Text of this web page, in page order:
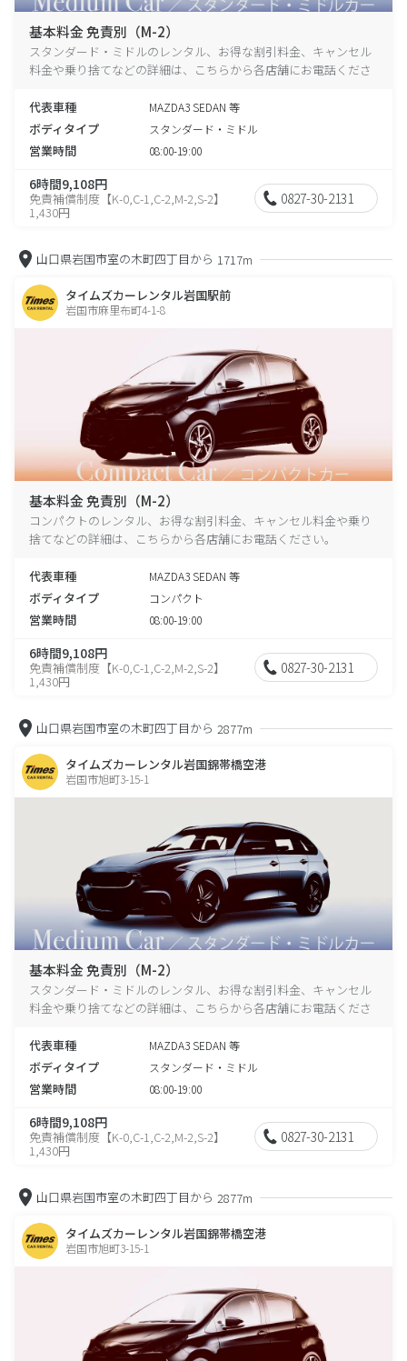
基本料金 免責別（M-2）
スタンダード・ミドルのレンタル、お得な割引料金、キャンセル
料金や乗り捨てなどの詳細は、こちらから各店舗にお電話くださ
代表車種
MAZDA3 SEDAN 等
ボディタイプ スタンダード・ミドル
営業時間 08:00-19:00
6時間9,108円
免責補償制度【K-0,C-1,C-2,M-2,S-2】
1,430円
0827-30-2131
山口県岩国市室の木町四丁目から 1717m
タイムズカーレンタル岩国駅前
岩国市麻里布町4-1-8
基本料金 免責別（M-2）
コンパクトのレンタル、お得な割引料金、キャンセル料金や乗り
捨てなどの詳細は、こちらから各店舗にお電話ください。
代表車種 MAZDA3 SEDAN 等
ボディタイプ コンパクト
営業時間 08:00-19:00
6時間9,108円
免責補償制度【K-0,C-1,C-2,M-2,S-2】
1,430円
0827-30-2131
山口県岩国市室の木町四丁目から 2877m
タイムズカーレンタル岩国錦帯橋空港
岩国市旭町3-15-1
基本料金 免責別（M-2）
スタンダード・ミドルのレンタル、お得な割引料金、キャンセル
料金や乗り捨てなどの詳細は、こちらから各店舗にお電話くださ
代表車種
MAZDA3 SEDAN 等
ボディタイプ スタンダード・ミドル
営業時間 08:00-19:00
6時間9,108円
免責補償制度【K-0,C-1,C-2,M-2,S-2】
1,430円
0827-30-2131
山口県岩国市室の木町四丁目から 2877m
タイムズカーレンタル岩国錦帯橋空港
岩国市旭町3-15-1